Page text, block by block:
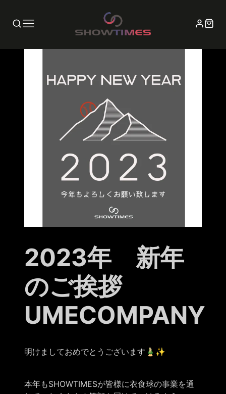
2023年 新年
のご挨拶
UMECOMPANY
明けましておめでとうございます🎍✨
本年もSHOWTIMESが皆様に衣食球の事業を通